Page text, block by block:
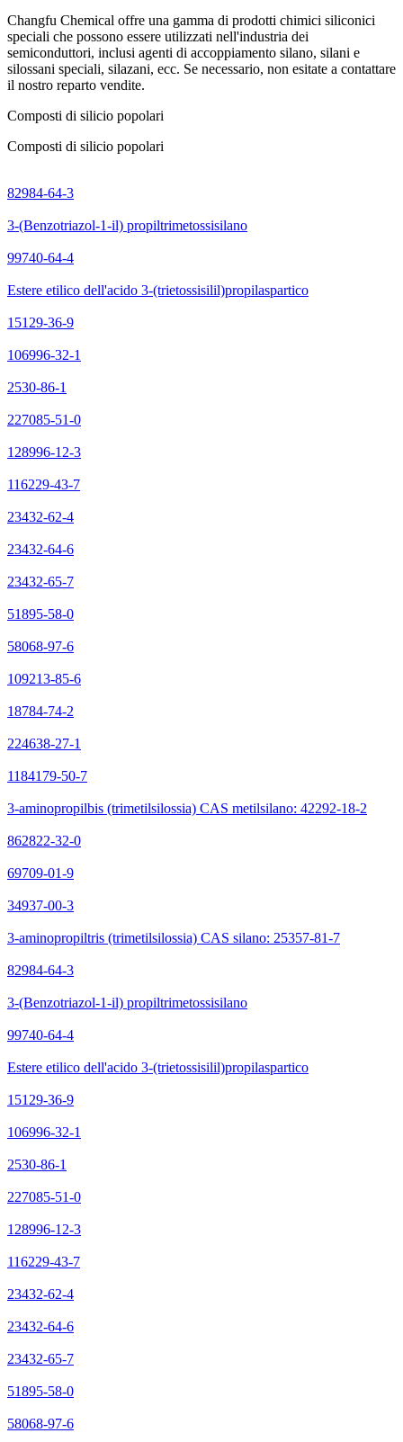
Changfu Chemical offre una gamma di prodotti chimici siliconici
speciali che possono essere utilizzati nell'industria dei
semiconduttori, inclusi agenti di accoppiamento silano, silani e
silossani speciali, silazani, ecc. Se necessario, non esitate a contattare
il nostro reparto vendite.
Composti di silicio popolari
Composti di silicio popolari
82984-64-3
3-(Benzotriazol-1-il) propiltrimetossisilano
99740-64-4
Estere etilico dell'acido 3-(trietossisilil)propilaspartico
15129-36-9
106996-32-1
2530-86-1
227085-51-0
128996-12-3
116229-43-7
23432-62-4
23432-64-6
23432-65-7
51895-58-0
58068-97-6
109213-85-6
18784-74-2
224638-27-1
1184179-50-7
3-aminopropilbis (trimetilsilossia) CAS metilsilano: 42292-18-2
862822-32-0
69709-01-9
34937-00-3
3-aminopropiltris (trimetilsilossia) CAS silano: 25357-81-7
82984-64-3
3-(Benzotriazol-1-il) propiltrimetossisilano
99740-64-4
Estere etilico dell'acido 3-(trietossisilil)propilaspartico
15129-36-9
106996-32-1
2530-86-1
227085-51-0
128996-12-3
116229-43-7
23432-62-4
23432-64-6
23432-65-7
51895-58-0
58068-97-6